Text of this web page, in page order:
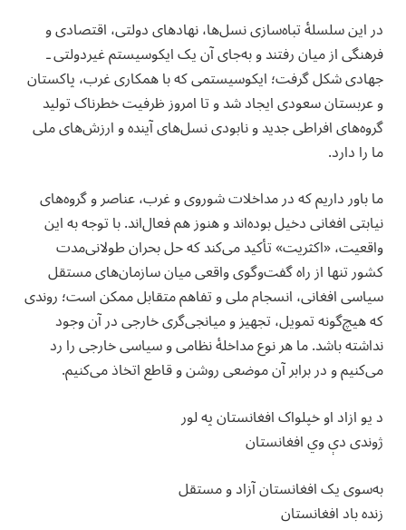
‏در این سلسلهٔ تباه‌سازی نسل‌ها، نهادهای دولتی، اقتصادی و
فرهنگی از میان رفتند و به‌جای آن یک ایکوسیستم غیردولتی ـ
جهادی شکل گرفت؛ ایکوسیستمی که با همکاری غرب، پاکستان
و عربستان سعودی ایجاد شد و تا امروز ظرفیت خطرناک تولید
گروه‌های افراطی جدید و نابودی نسل‌های آینده و ارزش‌های ملی
ما را دارد.
‏ما باور داریم که در مداخلات شوروی و غرب، عناصر و گروه‌های
نیابتی افغانی دخیل بوده‌اند و هنوز هم فعال‌اند. با توجه به این
واقعیت، «اکثریت» تأکید می‌کند که حل بحران طولانی‌مدت
کشور تنها از راه گفت‌وگوی واقعی میان سازمان‌های مستقل
سیاسی افغانی، انسجام ملی و تفاهم متقابل ممکن است؛ روندی
که هیچ‌گونه تمویل، تجهیز و میانجی‌گری خارجی در آن وجود
نداشته باشد. ما هر نوع مداخلهٔ نظامی و سیاسی خارجی را رد
می‌کنیم و در برابر آن موضعی روشن و قاطع اتخاذ می‌کنیم.
‏د یو ازاد او خپلواک افغانستان په لور
‏ژوندی دې وي افغانستان
‏به‌سوی یک افغانستان آزاد و مستقل
‏زنده باد افغانستان